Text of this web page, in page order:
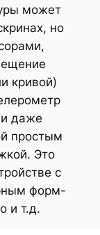
может
но
кривой)
даже
простым
Это
с
форм-
и т.д.